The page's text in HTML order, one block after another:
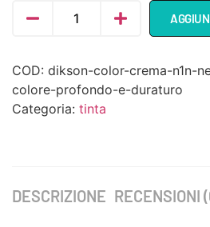
COD: dikson-color-crema-n1n-
colore-profondo-e-duraturo
Categoria: tinta
DESCRIZIONE RECENSIONI